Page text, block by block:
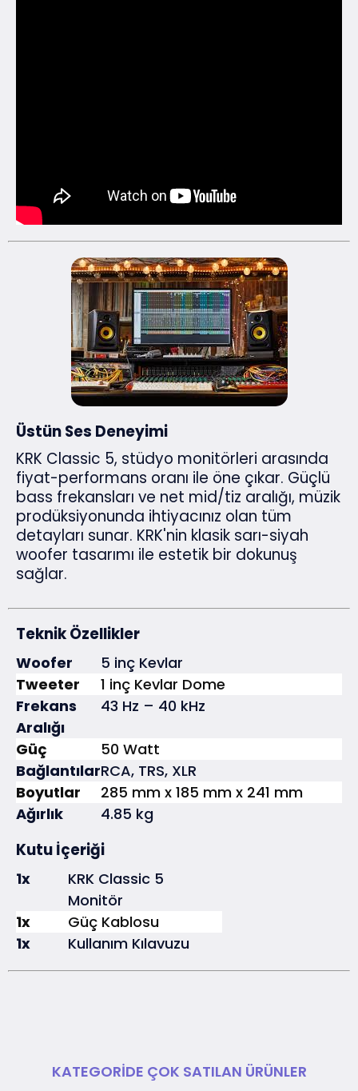
Üstün Ses Deneyimi
KRK Classic 5, stüdyo monitörleri arasında
fiyat-performans oranı ile öne çıkar. Güçlü
bass frekansları ve net mid/tiz aralığı, müzik
prodüksiyonunda ihtiyacınız olan tüm
detayları sunar. KRK'nin klasik sarı-siyah
woofer tasarımı ile estetik bir dokunuş
sağlar.
Teknik Özellikler
Woofer
5 inç Kevlar
Tweeter
1 inç Kevlar Dome
Frekans
Aralığı
43 Hz – 40 kHz
Güç
50 Watt
BağlantılarRCA, TRS, XLR
Boyutlar
285 mm x 185 mm x 241 mm
Ağırlık
4.85 kg
Kutu İçeriği
1x
KRK Classic 5
Monitör
1x
Güç Kablosu
1x
Kullanım Kılavuzu
KATEGORIDE ÇOK SATILAN ÜRÜNLER